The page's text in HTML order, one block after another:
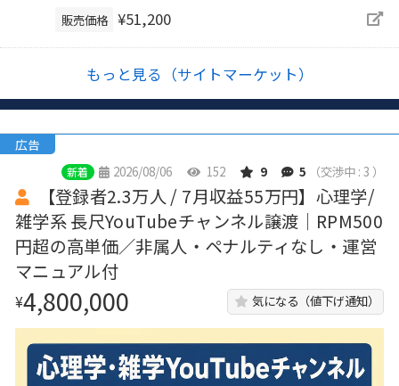
販売価格 ¥51,200
もっと見る（サイトマーケット）
広告
新着 2026/08/06 152 9 5 （交渉中 : 3 ）
【登録者2.3万人 / 7月収益55万円】心理学/
雑学系 長尺YouTubeチャンネル譲渡｜RPM500
円超の高単価／非属人・ペナルティなし・運営
マニュアル付
¥4,800,000 気になる（値下げ通知）